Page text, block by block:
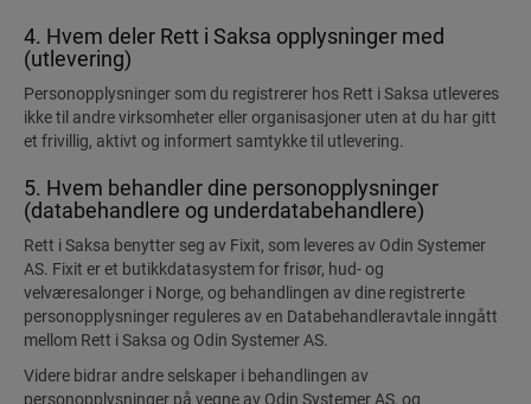
4. Hvem deler Rett i Saksa opplysninger med
(utlevering)
Personopplysninger som du registrerer hos Rett i Saksa utleveres
ikke til andre virksomheter eller organisasjoner uten at du har gitt
et frivillig, aktivt og informert samtykke til utlevering.
5. Hvem behandler dine personopplysninger
(databehandlere og underdatabehandlere)
Rett i Saksa benytter seg av Fixit, som leveres av Odin Systemer
AS. Fixit er et butikkdatasystem for frisør, hud- og
velværesalonger i Norge, og behandlingen av dine registrerte
personopplysninger reguleres av en Databehandleravtale inngått
mellom Rett i Saksa og Odin Systemer AS.
Videre bidrar andre selskaper i behandlingen av
personopplysninger på vegne av Odin Systemer AS, og